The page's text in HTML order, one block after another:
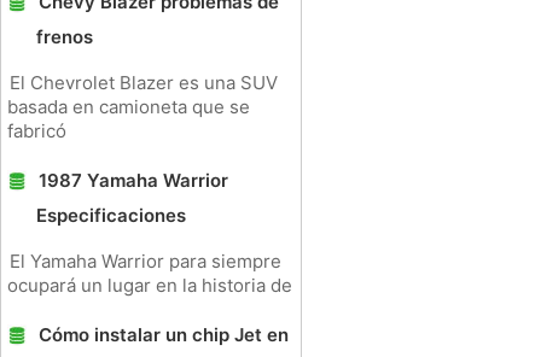
frenos
El Chevrolet Blazer es una SUV
basada en camioneta que se
fabricó
1987 Yamaha Warrior
Especificaciones
El Yamaha Warrior para siempre
ocupará un lugar en la historia de
Cómo instalar un chip Jet en